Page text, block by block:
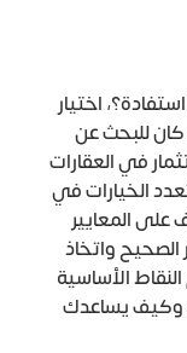
اختيار
للبحث عن
في العقارات
الخيارات في
على المعايير
الصحيح واتخاذ
الأساسية
وكيف يساعدك